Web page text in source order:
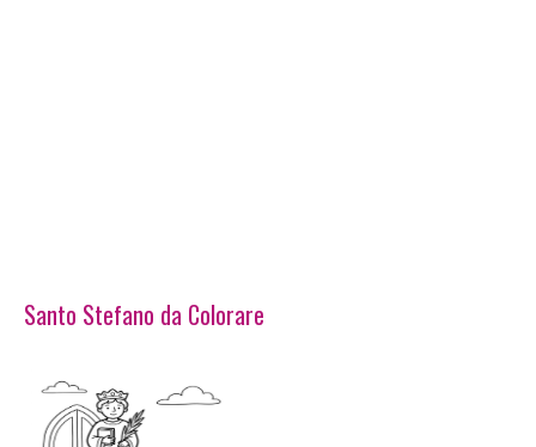
Santo Stefano da Colorare